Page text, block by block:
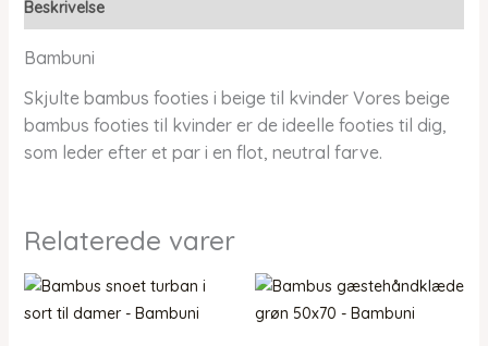
Beskrivelse
Bambuni
Skjulte bambus footies i beige til kvinder Vores beige
bambus footies til kvinder er de ideelle footies til dig,
som leder efter et par i en flot, neutral farve.
Relaterede varer